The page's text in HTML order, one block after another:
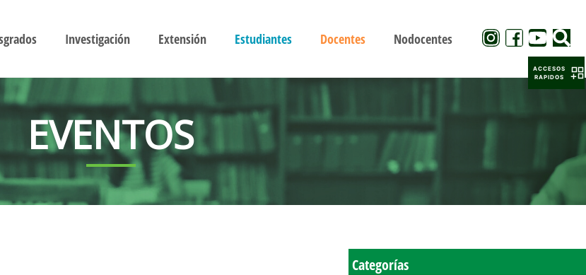
Investigación Extensión Estudiantes Docentes Nodocentes
EVENTOS
Categorías
ACCESOS
RAPIDOS